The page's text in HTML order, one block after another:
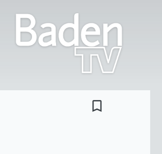
bookmark_border